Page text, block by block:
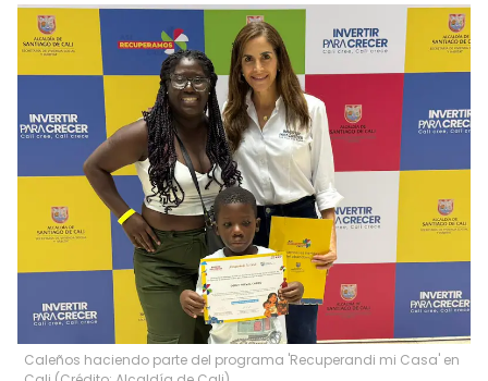
Caleños haciendo parte del programa 'Recuperandi mi Casa' en